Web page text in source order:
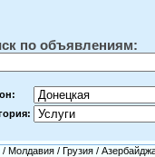
по объявлениям:
/ Молдавия / Грузия /